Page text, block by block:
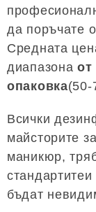
да поръчате
Средната
диапазонаот
опаковка(50-
Всички
майсторите
маникюр,
бъдат